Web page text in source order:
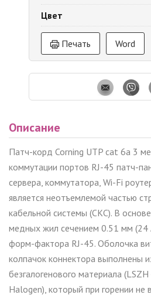
Цвет
Печать Word
Описание
Патч-корд Corning UTP cat 6a 3
коммутации портов RJ-45 патч-
сервера, коммутатора, Wi-Fi
является неотъемлемой частью
кабельной системы (СКС). В
медных жил сечением 0.51 мм (24
форм-фактора RJ-45. Оболочка
колпачок коннектора выполнены
безгалогенового материала (LSZH
Halogen), который при горении не